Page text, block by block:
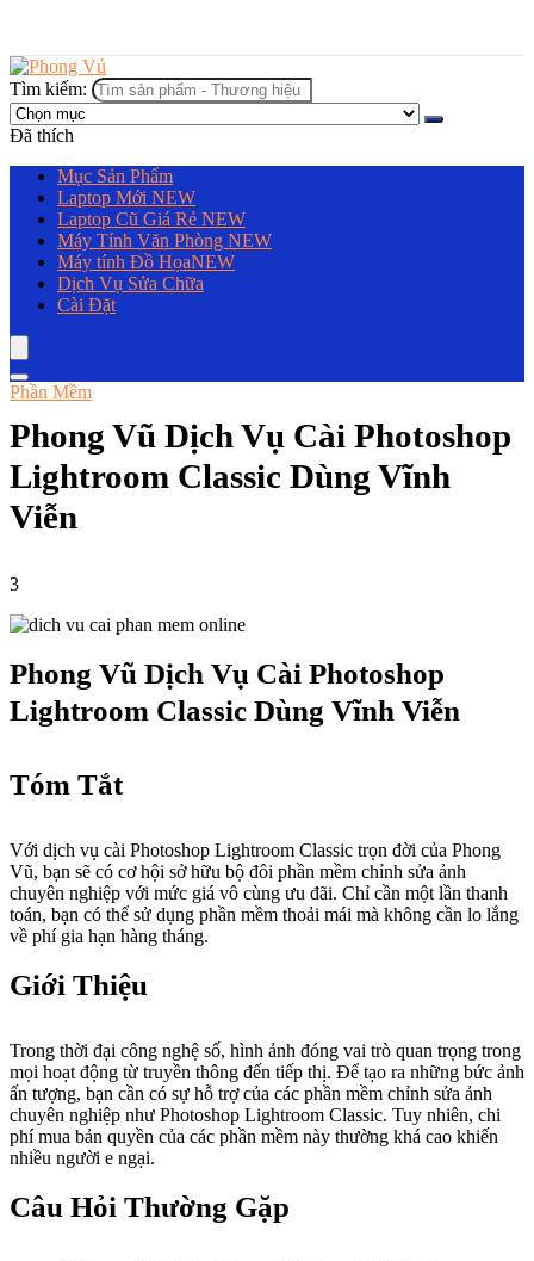
Tìm kiếm:
Đã thích
Mục Sản Phẩm
Laptop Mới NEW
Laptop Cũ Giá Rẻ NEW
Máy Tính Văn Phòng NEW
Máy tính Đồ HọaNEW
Dịch Vụ Sửa Chữa
Cài Đặt
Phần Mềm
Phong Vũ Dịch Vụ Cài Photoshop
Lightroom Classic Dùng Vĩnh
Viễn
3
Phong Vũ Dịch Vụ Cài Photoshop
Lightroom Classic Dùng Vĩnh Viễn
Tóm Tắt
Với dịch vụ cài Photoshop Lightroom Classic trọn đời của Phong
Vũ, bạn sẽ có cơ hội sở hữu bộ đôi phần mềm chỉnh sửa ảnh
chuyên nghiệp với mức giá vô cùng ưu đãi. Chỉ cần một lần thanh
toán, bạn có thể sử dụng phần mềm thoải mái mà không cần lo lắng
về phí gia hạn hàng tháng.
Giới Thiệu
Trong thời đại công nghệ số, hình ảnh đóng vai trò quan trọng trong
mọi hoạt động từ truyền thông đến tiếp thị. Để tạo ra những bức ảnh
ấn tượng, bạn cần có sự hỗ trợ của các phần mềm chỉnh sửa ảnh
chuyên nghiệp như Photoshop Lightroom Classic. Tuy nhiên, chi
phí mua bản quyền của các phần mềm này thường khá cao khiến
nhiều người e ngại.
Câu Hỏi Thường Gặp